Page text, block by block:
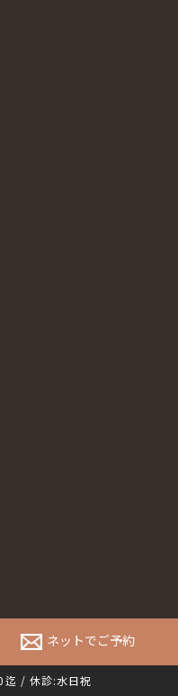
ネットでご予約
/ 休診:水日祝